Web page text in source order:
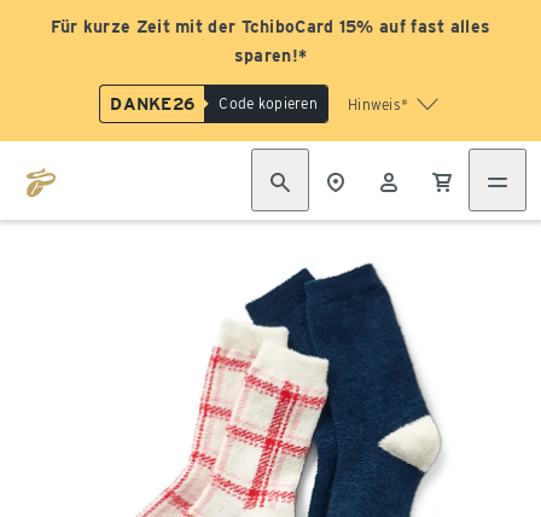
Für kurze Zeit mit der TchiboCard 15% auf fast alles
sparen!*
DANKE26 Code kopieren Hinweis*